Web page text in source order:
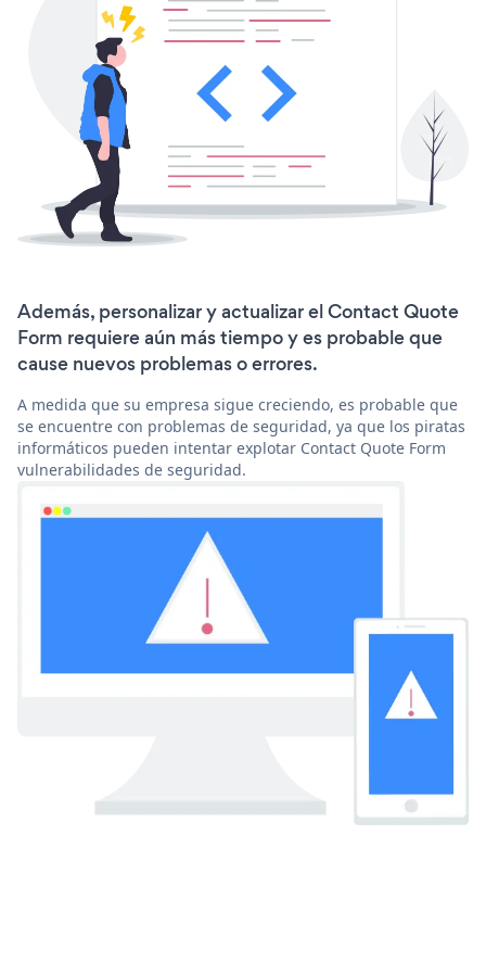
Además, personalizar y actualizar el Contact Quote
Form requiere aún más tiempo y es probable que
cause nuevos problemas o errores.
A medida que su empresa sigue creciendo, es probable que
se encuentre con problemas de seguridad, ya que los piratas
informáticos pueden intentar explotar Contact Quote Form
vulnerabilidades de seguridad.